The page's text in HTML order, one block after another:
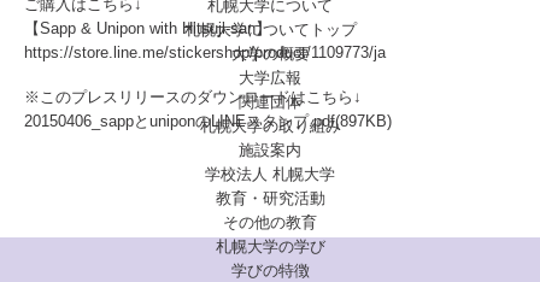
札幌大学について
札幌大学についてトップ
大学の概要
大学広報
関連団体
札幌大学の取り組み
施設案内
学校法人 札幌大学
教育・研究活動
その他の教育
札幌大学の学び
学びの特徴
ご購入はこちら↓
【Sapp & Unipon with Hitsuji-san】
https://store.line.me/stickershop/product/1109773/ja
※このプレスリリースのダウンロードはこちら↓
20150406_sappとuniponのLINEスタンプ.pdf(897KB)